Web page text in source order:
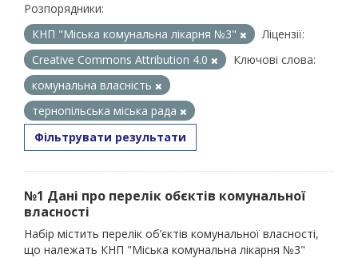
Розпорядники:
КНП "Міська комунальна лікарня №3"
Ліцензії:
Creative Commons Attribution 4.0
Ключові слова:
комунальна власність
тернопільська міська рада
Фільтрувати результати
№1 Дані про перелік обєктів комунальної
власності
Набір містить перелік об’єктів комунальної власності,
що належать КНП "Міська комунальна лікарня №3"